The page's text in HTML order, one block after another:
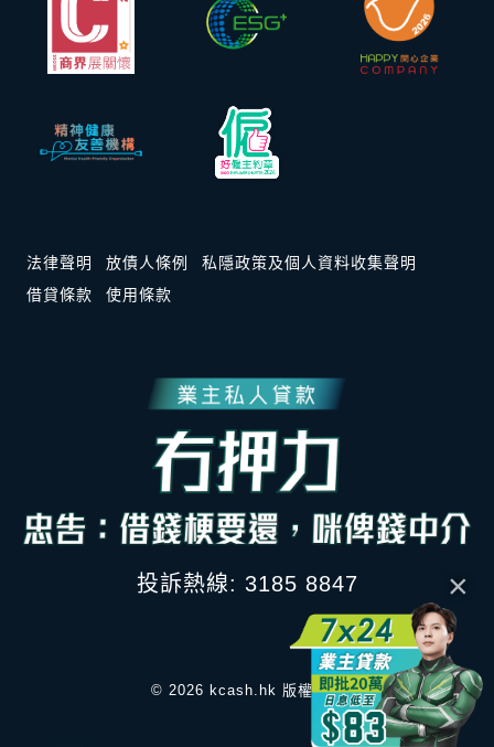
×
法律聲明 放債人條例
私隱政策及個人資料收集聲明
借貸條款
使用條款
投訴熱線: 3185 8847
© 2026 kcash.hk 版權所有